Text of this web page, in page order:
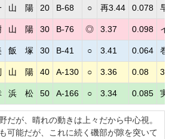
山 陽 20 B-68 ○ 再3.44 0.078 早
山 陽 30 B-76 ◎ 3.37 0.098 イ
飯 塚 30 B-41 ○ 3.41 0.064 巻
山 陽 40 A-130 ○ 3.36 0.08 30
浜 松 50 A-166 ○ 3.34 0.085 実
が、晴れの動きは上々だから中心視。
可能だが、これに続く磯部が隙を突いて